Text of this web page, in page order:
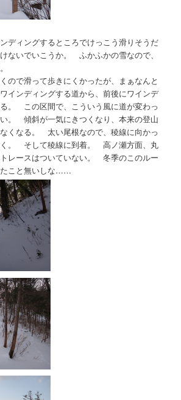
ディングするところでけっこう滑りそうだ
ないでいこうか。 ふかふかの雪なので、
ので滑って歩きにくかったが、まぁなんと
インディングする道から、前後にワインデ
。 この区間で、こういう風に道が変わっ
。 傾斜が一気にきつくなり、本来の登山
くなる。 太い尾根なので、稜線に向かっ
く。 そして稜線に到着。 高ノ瀬方面、丸
レースはついていない。 冬季のこのルー
たこと無いしな……